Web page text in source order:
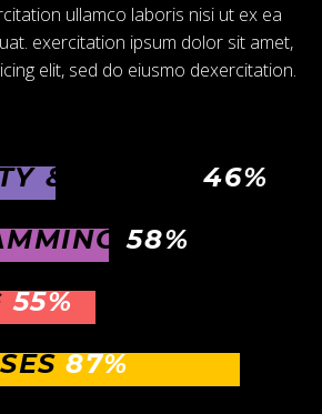
ullamco laboris nisi ut ex ea
exercitation ipsum dolor sit amet,
elit, sed do eiusmo dexercitation.
& DESIGN
46%
58%
55%
87%